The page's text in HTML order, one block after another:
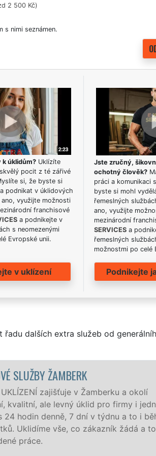
2 500 Kč)
s nimi seznámen.
k úklidům?Uklízíte
pocit z té zářivé
si, že byste si
podnikat v úklidových
ano, využijte možnosti
franchisové
a podnikejte v
s neomezenými
Evropské unii.
v uklízení
Jste zručný,
ochotný člověk?
práci a komunikaci
byste si mohl
řemeslných
ano, využijte
mezinárodní
SERVICES a
řemeslných
možnostmi po celé
Podnikejte
dalších extra služeb od